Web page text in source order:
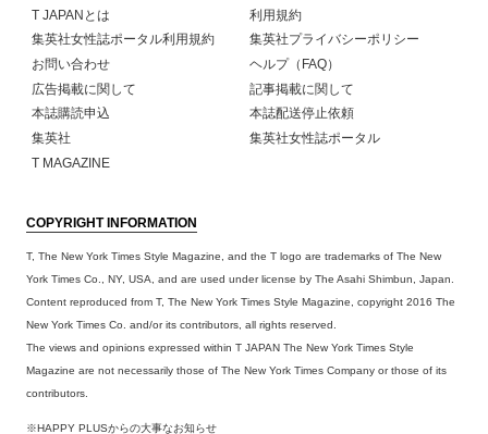
T JAPANとは
利用規約
集英社女性誌ポータル利用規約
集英社プライバシーポリシー
お問い合わせ
ヘルプ（FAQ）
広告掲載に関して
記事掲載に関して
本誌購読申込
本誌配送停止依頼
集英社
集英社女性誌ポータル
T MAGAZINE
COPYRIGHT INFORMATION
T, The New York Times Style Magazine, and the T logo are trademarks of The New
York Times Co., NY, USA, and are used under license by The Asahi Shimbun, Japan.
Content reproduced from T, The New York Times Style Magazine, copyright 2016 The
New York Times Co. and/or its contributors, all rights reserved.
The views and opinions expressed within T JAPAN The New York Times Style
Magazine are not necessarily those of The New York Times Company or those of its
contributors.
※HAPPY PLUSからの大事なお知らせ